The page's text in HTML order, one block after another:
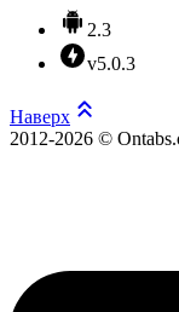
2.3
v5.0.3
Наверх
2012-2026 ©